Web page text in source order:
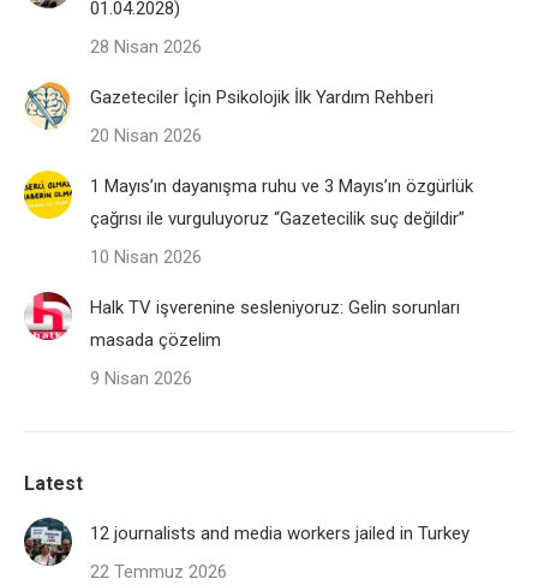
01.04.2028)
28 Nisan 2026
Gazeteciler İçin Psikolojik İlk Yardım Rehberi
20 Nisan 2026
1 Mayıs’ın dayanışma ruhu ve 3 Mayıs’ın özgürlük
çağrısı ile vurguluyoruz “Gazetecilik suç değildir”
10 Nisan 2026
Halk TV işverenine sesleniyoruz: Gelin sorunları
masada çözelim
9 Nisan 2026
Latest
12 journalists and media workers jailed in Turkey
22 Temmuz 2026